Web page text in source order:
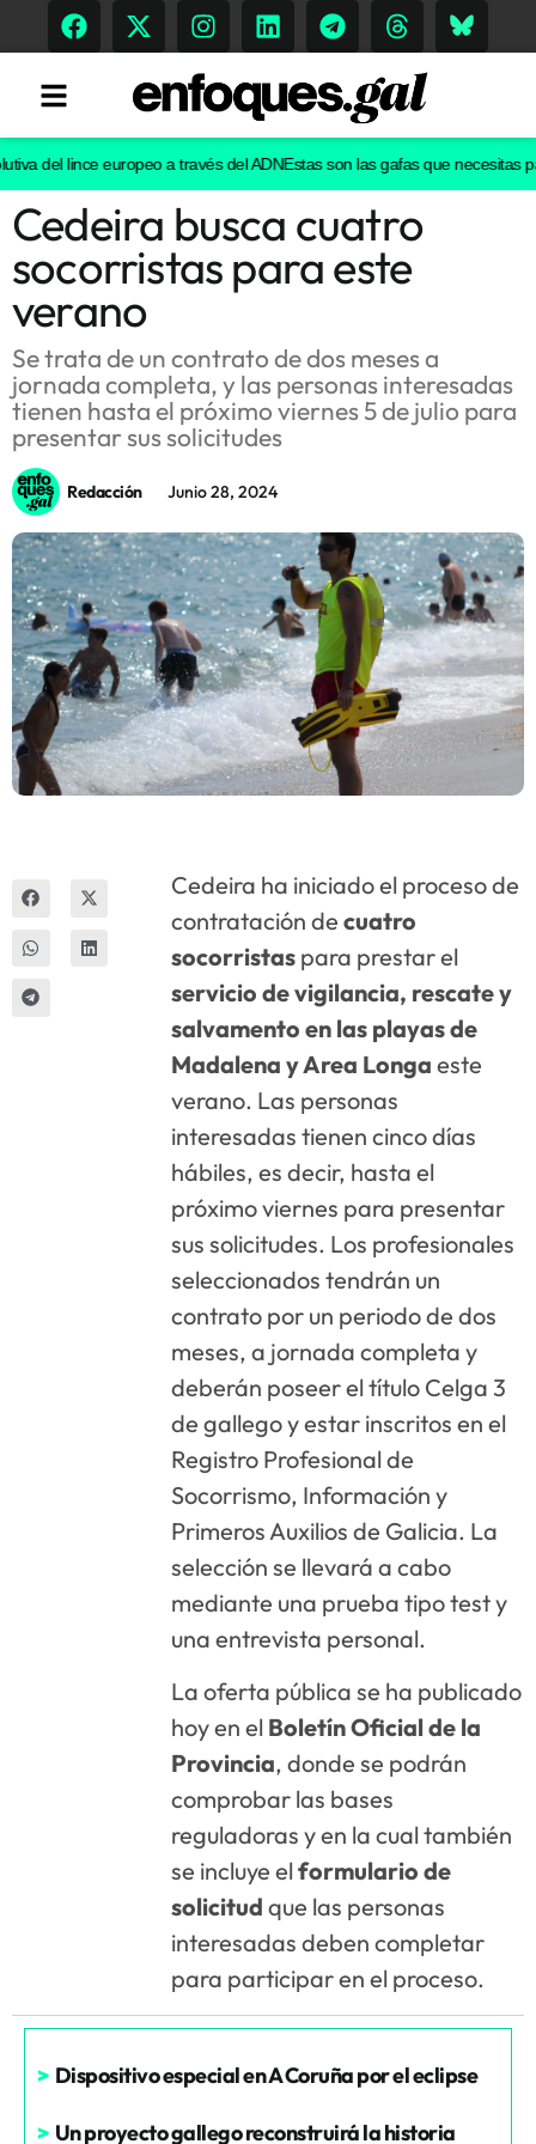
Tendencias
Memoria Histórica
Gastronomía
Escenarios
Sostenibilidad
Innova
del lince europeo a través del ADNEstas son las gafas que necesitas
Cedeira busca cuatro
socorristas para este
verano
Se trata de un contrato de dos meses a
jornada completa, y las personas interesadas
tienen hasta el próximo viernes 5 de julio para
presentar sus solicitudes
Redacción Junio 28, 2024
Cedeira ha iniciado el proceso de
contratación decuatro
socorristas para prestar el
servicio de vigilancia, rescate y
salvamento en las playas de
Madalena y Area Longa este
verano. Las personas
interesadas tienen cinco días
hábiles, es decir, hasta el
próximo viernes para presentar
sus solicitudes. Los profesionales
seleccionados tendrán un
contrato por un periodo de dos
meses, a jornada completa y
deberán poseer el título Celga 3
de gallego y estar inscritos en el
Registro Profesional de
Socorrismo, Información y
Primeros Auxilios de Galicia. La
selección se llevará a cabo
mediante una prueba tipo test y
una entrevista personal.
La oferta pública se ha publicado
hoy en el Boletín Oficial de la
Provincia, donde se podrán
comprobar las bases
reguladoras y en la cual también
se incluye elformulario de
solicitud que las personas
interesadas deben completar
para participar en el proceso.
> Dispositivo especial en A Coruña por el eclipse
> Un proyecto gallego reconstruirá la historia